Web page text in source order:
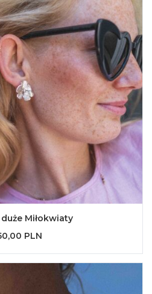
Miłokwiaty
PLN